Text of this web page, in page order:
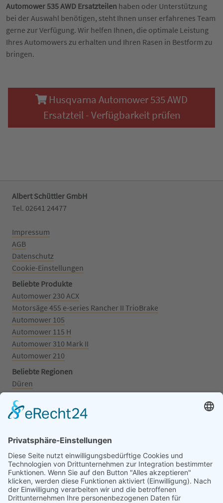
Automower 535 AWD Ersatzteilen haben oder Unterstützung
bei der Auswahl benötigen, steht Ihnen unser erfahrenes Team
gerne zur Verfügung. Wir helfen Ihnen, die optimale Leistung
Ihres Automowers zu erhalten und Ihren Rasen in Bestform zu
bringen.
Husqvarna Automower 535 AWD
Ersatzteil - Verfügbarkeit prüfen
Albert Schüttler GmbH
Tel. 02641 24477‬
Impressum
AGB
Datenschutz
Cookie-Einstellungen
Beliebte Produkte
Automower 230 ACX
Motorsäge 455 e-series Rancher II TrioBrake
Automower 105
Automower 115 H
Automower 310 Mark II
Automower 210
Beliebte Regionen
Düren
Grafschaft
Kalenborn
Mayschoß
Bonn
Beliebte Kategorien
Aufsitzrasenmäher
Mähroboter
Motorsäge